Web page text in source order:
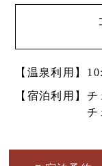
【温泉利用】
【宿泊利用】 チ
チ